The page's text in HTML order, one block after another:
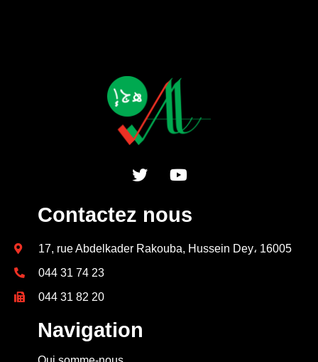
Contactez nous
17, rue Abdelkader Rakouba, Hussein Dey، 16005
044 31 74 23
044 31 82 20
Navigation